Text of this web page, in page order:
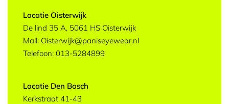
Locatie Oisterwijk
De lind 35 A, 5061 HS Oisterwijk
Mail: Oisterwijk@paniseyewear.nl
Telefoon: 013-5284899
Locatie Den Bosch
Kerkstraat 41-43